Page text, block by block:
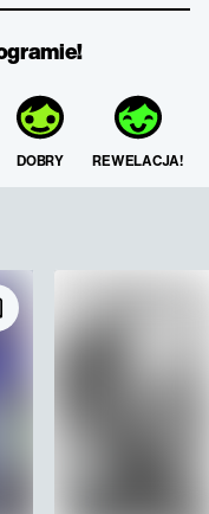
DOBRY REWELACJA!